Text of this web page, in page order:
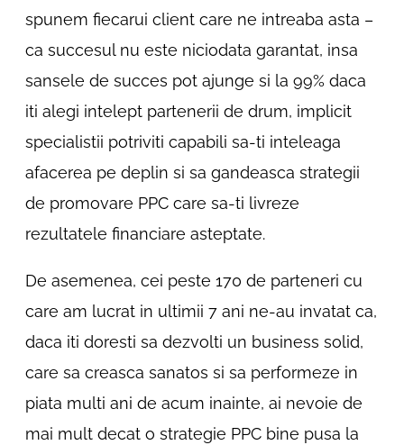
spunem fiecarui client care ne intreaba asta –
ca succesul nu este niciodata garantat, insa
sansele de succes pot ajunge si la 99% daca
iti alegi intelept partenerii de drum, implicit
specialistii potriviti capabili sa-ti inteleaga
afacerea pe deplin si sa gandeasca strategii
de promovare PPC care sa-ti livreze
rezultatele financiare asteptate.
De asemenea, cei peste 170 de parteneri cu
care am lucrat in ultimii 7 ani ne-au invatat ca,
daca iti doresti sa dezvolti un business solid,
care sa creasca sanatos si sa performeze in
piata multi ani de acum inainte, ai nevoie de
mai mult decat o strategie PPC bine pusa la